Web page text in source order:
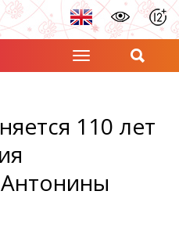
110 лет